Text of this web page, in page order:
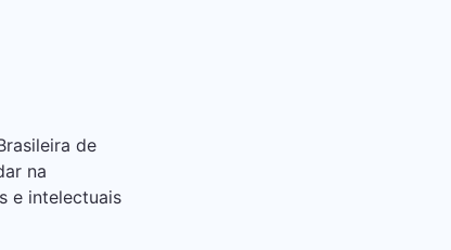
de
na
e intelectuais